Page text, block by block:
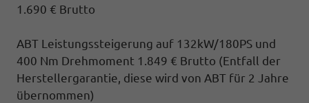
1.690 € Brutto
ABT Leistungssteigerung auf 132kW/180PS und
400 Nm Drehmoment 1.849 € Brutto (Entfall der
Herstellergarantie, diese wird von ABT für 2 Jahre
übernommen)